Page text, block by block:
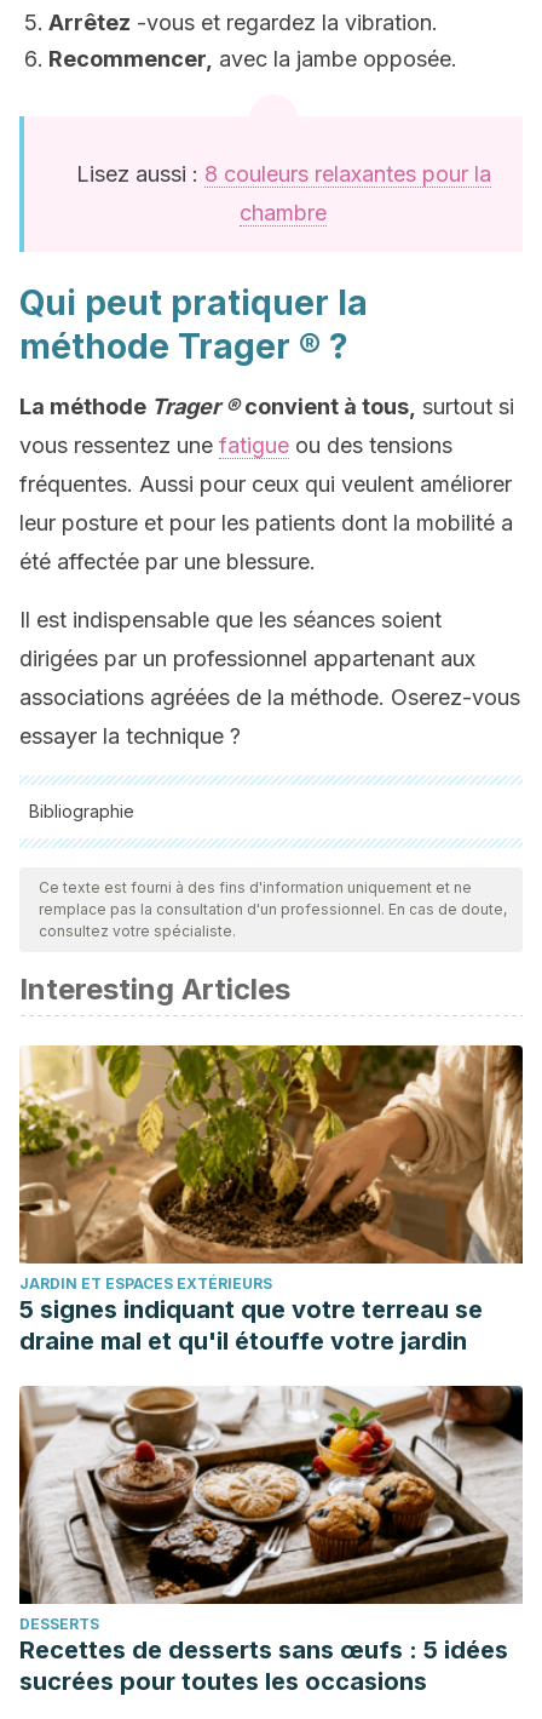
Arrêtez -vous et regardez la vibration.
Recommencer, avec la jambe opposée.
Lisez aussi : 8 couleurs relaxantes pour la
chambre
Qui peut pratiquer la
méthode Trager ® ?
La méthode Trager ®convient à tous, surtout si
vous ressentez une fatigue ou des tensions
fréquentes. Aussi pour ceux qui veulent améliorer
leur posture et pour les patients dont la mobilité a
été affectée par une blessure.
Il est indispensable que les séances soient
dirigées par un professionnel appartenant aux
associations agréées de la méthode. Oserez-vous
essayer la technique ?
Bibliographie
Toutes les sources citées ont été examinées en profondeur
par notre équipe pour garantir leur qualité, leur fiabilité, leur
actualité et leur validité. La bibliographie de cet article a été
ou scientifique
Blackburn J. Trager ®: En la mesa – Parte 3. Revista de
Terapias Corporales y de Movimientos. Vol. 8. Núm. 3. pp.
178-188. Reino Unido; 2004.
https://www.mendeley.com/catalogue/b167a89b-16de-
34d4-b5be-52a7c20dceda/?
44ac-4abf-8450-005965a09e82%7D
Blackburn J. Trager ®. Mentastics ®. Presencia en
movimiento – Parte 4. Revista de Terapias Corporales y de
Movimientos. Vol. 8. Núm. 4. pp. 265-277. Reino Unido;
https://www.sciencedirect.com/science/article/abs/pii/
Cosco T, Firth J, Rosenbaum S, Salum G, Schuch F, Stubbs
B, Vancampfort D, Veroneses N. Un examen de los efectos
ansiolíticos del ejercicio para personas con ansiedad y
trastornos relacionados con el estrés: un metanálisis.
Investigación en Psiquiatría. Vol. 249. pp. 102-108. Estados
Unidos; 2017.
https://www.sciencedirect.com/science/article/abs/pii/
Heil M. Integración psicofísica de Trager ®. Medicina
Ce texte est fourni à des fins d'information uniquement et ne
remplace pas la consultation d'un professionnel. En cas de doute,
consultez votre spécialiste.
Interesting Articles
JARDIN ET ESPACES EXTÉRIEURS
5 signes indiquant que votre terreau se
draine mal et qu'il étouffe votre jardin
DESSERTS
Recettes de desserts sans œufs : 5 idées
sucrées pour toutes les occasions